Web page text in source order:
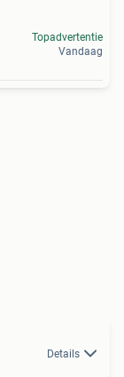
Topadvertentie
Vandaag
Details